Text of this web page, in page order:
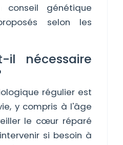
génétique
selon les
il nécessaire
régulier est
y compris à l'âge
le cœur réparé
si besoin à